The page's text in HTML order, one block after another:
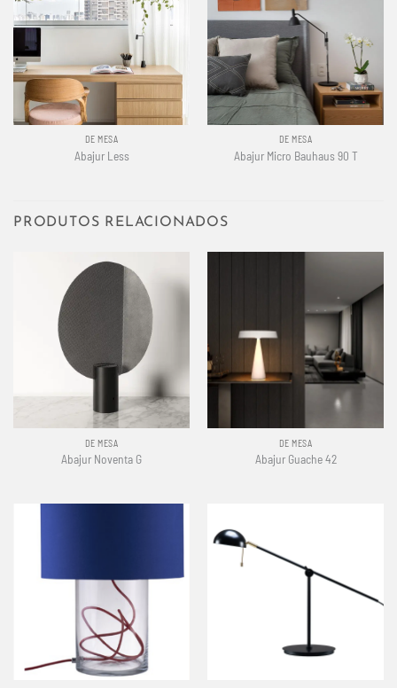
DE MESA
Abajur Less
DE MESA
Abajur Micro Bauhaus 90 T
PRODUTOS RELACIONADOS
DE MESA
Abajur Noventa G
DE MESA
Abajur Guache 42